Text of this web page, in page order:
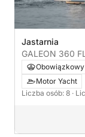
Jastarnia
GALEON 360
Motor Yacht
Liczba osób: 8 ·